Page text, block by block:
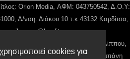
cookies για
Orion Media, ΑΦΜ: 043750542, Δ.Ο.Υ:
Δ/νση: Διάκου 10 τ.κ 43132 Καρδίτσα,
email:news@karditsanews.gr.
και Διαχειριστής: Παναγιώτης Φιλίππου,
Διευθύντιρα Σύνταξης: Μπαλαμπάνη